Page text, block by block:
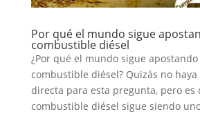
Por qué el mundo sigue
combustible diésel
¿Por qué el mundo sigue
combustible diésel? Quizás no
directa para esta pregunta, pero es
combustible diésel sigue siendo